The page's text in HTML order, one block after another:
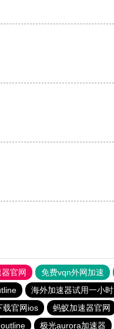
官网 免费vqn外网加速
海外加速器试用一小时
载官网ios 蚂蚁加速器官网
outline 极光aurora加速器